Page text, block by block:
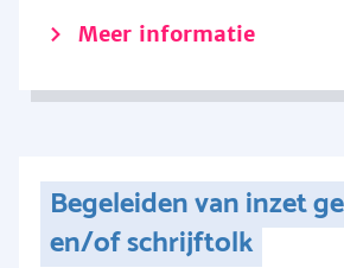
Meer informatie
Begeleiden van inzet
en/of schrijftolk